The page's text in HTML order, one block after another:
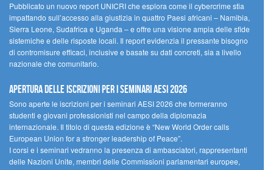
Pubblicato un nuovo report UNICRI che esplora come il cybercrime stia
impattando sull’accesso alla giustizia in quattro Paesi africani – Namibia,
Sierra Leone, Sudafrica e Uganda – e offre una visione ampia delle sfide
sistemiche e delle risposte locali. Il report evidenzia il pressante bisogno
di contromisure efficaci, inclusive e basate su dati concreti, sia a livello
nazionale che comunitario.
Apertura delle iscrizioni per i seminari AESI 2026
Sono aperte le iscrizioni per i seminari AESI 2026 che formeranno
studenti e giovani professionisti nel campo della diplomazia
internazionale. Il titolo di questa edizione è “New World Order calls
European Union for a stronger leadership of Peace”.
I corsi e i seminari vedranno la presenza di ambasciatori, rappresentanti
delle Nazioni Unite, membri delle Commissioni parlamentari europee,